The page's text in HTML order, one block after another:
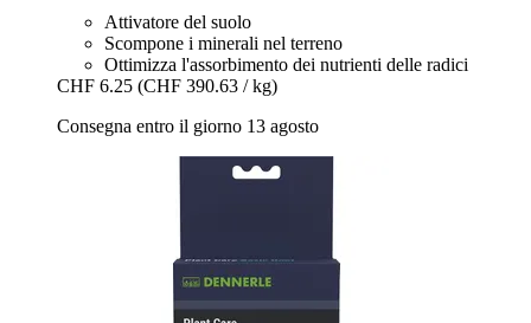
Attivatore del suolo
Scompone i minerali nel terreno
Ottimizza l'assorbimento dei nutrienti delle radici
CHF 6.25 (CHF 390.63 / kg)
Consegna entro il giorno 13 agosto